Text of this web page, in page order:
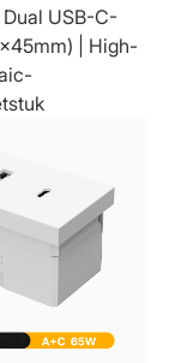
USB-C-
| High-